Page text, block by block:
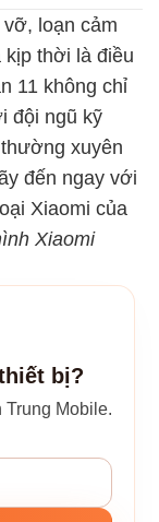
loạn cảm
thời là điều
11 không chỉ
đội ngũ kỹ
xuyên
đến ngay với
Xiaomi của
Xiaomi
bị?
Trung Mobile.